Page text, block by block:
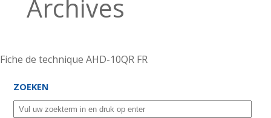
Archives
Fiche de technique AHD-10QR FR
ZOEKEN